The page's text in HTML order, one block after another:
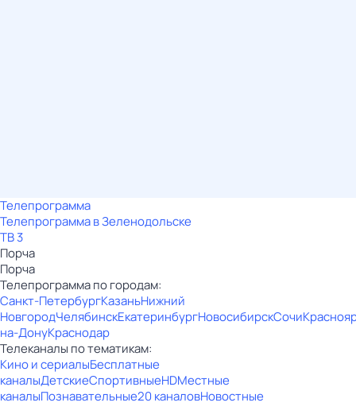
Телепрограмма
Телепрограмма в Зеленодольске
ТВ 3
Порча
Порча
Телепрограмма по городам:
Санкт-ПетербургКазаньНижний
НовгородЧелябинскЕкатеринбургНовосибирскСочи
на-ДонуКраснодар
Телеканалы по тематикам:
Кино и сериалыБесплатные
каналыДетскиеСпортивныеHDМестные
каналыПознавательные20 каналовНовостные